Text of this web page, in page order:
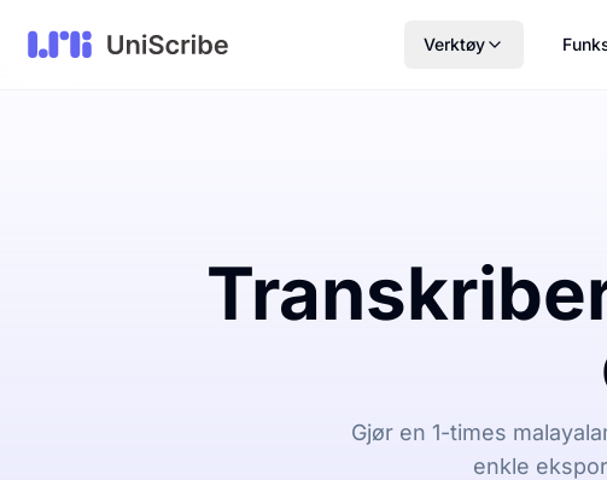
Verktøy
Gjør en 1-times
enkle